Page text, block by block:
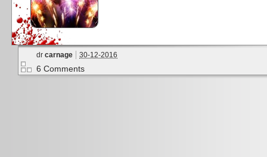
dr carnage 30-12-2016
6 Comments